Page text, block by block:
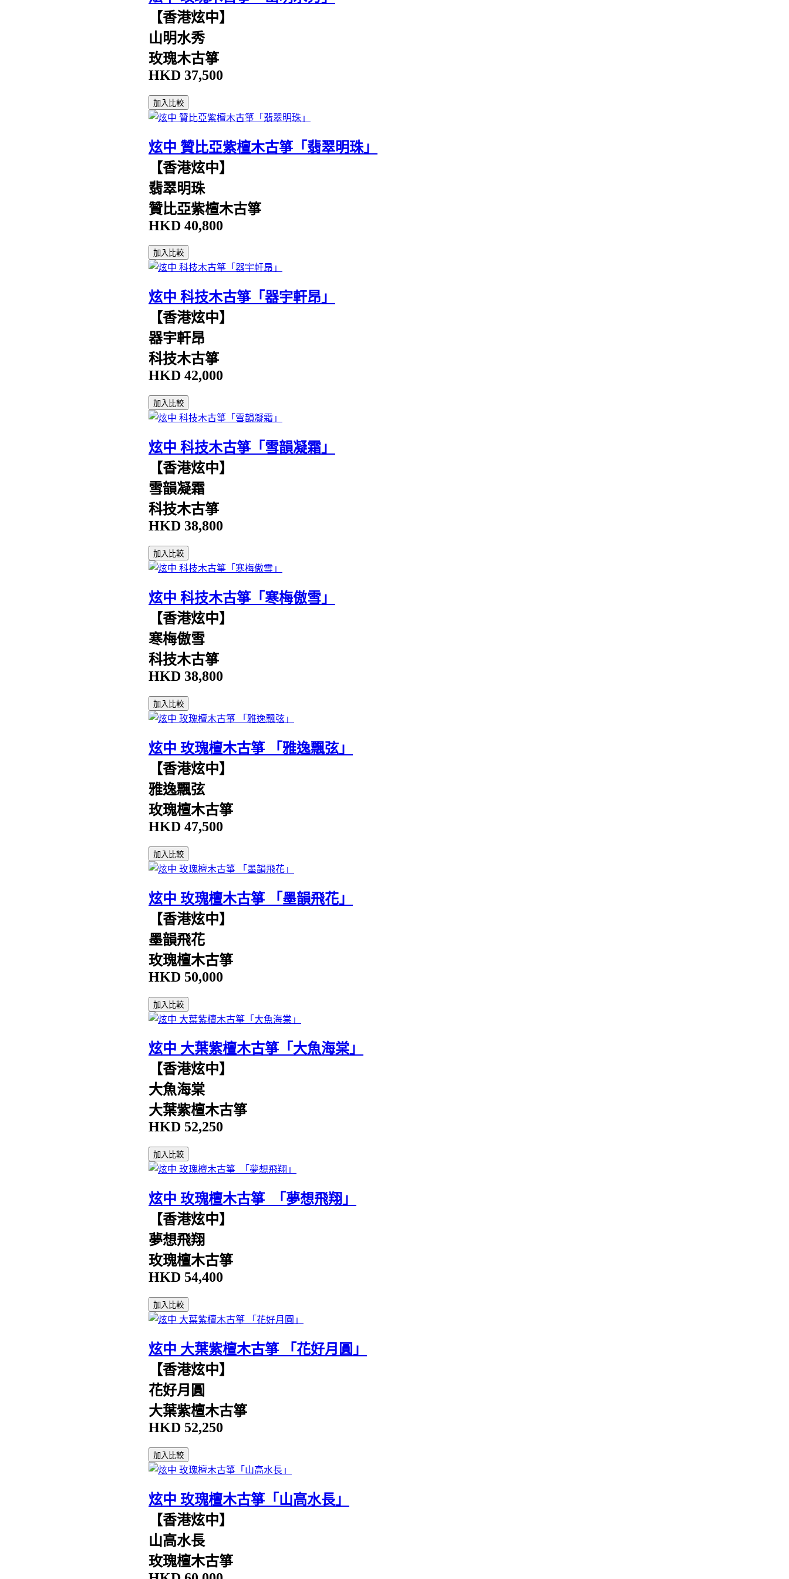
【香港炫中】
山明水秀
玫瑰木古箏
HKD 37,500
加入比較
炫中 贊比亞紫檀木古箏「翡翠明珠」
【香港炫中】
翡翠明珠
贊比亞紫檀木古箏
HKD 40,800
加入比較
炫中 科技木古箏「器宇軒昂」
【香港炫中】
器宇軒昂
科技木古箏
HKD 42,000
加入比較
炫中 科技木古箏「雪韻凝霜」
【香港炫中】
雪韻凝霜
科技木古箏
HKD 38,800
加入比較
炫中 科技木古箏「寒梅傲雪」
【香港炫中】
寒梅傲雪
科技木古箏
HKD 38,800
加入比較
炫中 玫瑰檀木古箏 「雅逸飄弦」
【香港炫中】
雅逸飄弦
玫瑰檀木古箏
HKD 47,500
加入比較
炫中 玫瑰檀木古箏 「墨韻飛花」
【香港炫中】
墨韻飛花
玫瑰檀木古箏
HKD 50,000
加入比較
炫中 大葉紫檀木古箏「大魚海棠」
【香港炫中】
大魚海棠
大葉紫檀木古箏
HKD 52,250
加入比較
炫中 玫瑰檀木古箏 「夢想飛翔」
【香港炫中】
夢想飛翔
玫瑰檀木古箏
HKD 54,400
加入比較
炫中 大葉紫檀木古箏 「花好月圓」
【香港炫中】
花好月圓
大葉紫檀木古箏
HKD 52,250
加入比較
炫中 玫瑰檀木古箏「山高水長」
【香港炫中】
山高水長
玫瑰檀木古箏